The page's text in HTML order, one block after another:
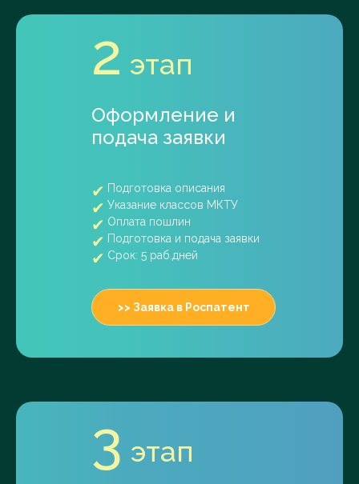
2 этап
Оформление и
подача заявки
Подготовка описания
Указание классов МКТУ
Оплата пошлин
Подготовка и подача заявки
Срок: 5 раб.дней
>> Заявка в Роспатент
3 этап